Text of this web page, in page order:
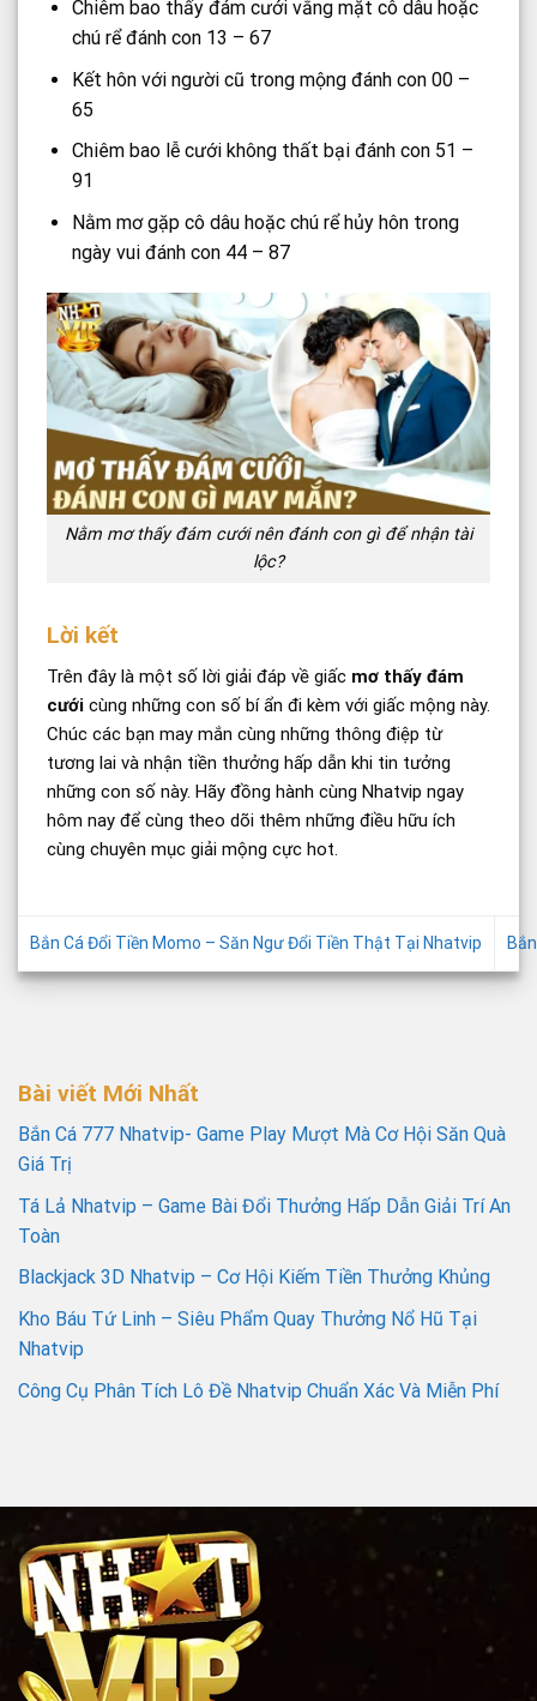
Chiêm bao thấy đám cưới vắng mặt cô dâu hoặc
chú rể đánh con 13 – 67
Kết hôn với người cũ trong mộng đánh con 00 –
65
Chiêm bao lễ cưới không thất bại đánh con 51 –
91
Nằm mơ gặp cô dâu hoặc chú rể hủy hôn trong
ngày vui đánh con 44 – 87
Nằm mơ thấy đám cưới nên đánh con gì để nhận tài
lộc?
Lời kết
Trên đây là một số lời giải đáp về giấc mơ thấy đám
cưới cùng những con số bí ẩn đi kèm với giấc mộng này.
Chúc các bạn may mắn cùng những thông điệp từ
tương lai và nhận tiền thưởng hấp dẫn khi tin tưởng
những con số này. Hãy đồng hành cùng Nhatvip ngay
hôm nay để cùng theo dõi thêm những điều hữu ích
cùng chuyên mục giải mộng cực hot.
Bắn Cá Đổi Tiền Momo – Săn Ngư Đổi Tiền Thật Tại Nhatvip
Bài viết Mới Nhất
Bắn Cá 777 Nhatvip- Game Play Mượt Mà Cơ Hội Săn Quà
Giá Trị
Tá Lả Nhatvip – Game Bài Đổi Thưởng Hấp Dẫn Giải Trí An
Toàn
Blackjack 3D Nhatvip – Cơ Hội Kiếm Tiền Thưởng Khủng
Kho Báu Tứ Linh – Siêu Phẩm Quay Thưởng Nổ Hũ Tại
Nhatvip
Công Cụ Phân Tích Lô Đề Nhatvip Chuẩn Xác Và Miễn Phí